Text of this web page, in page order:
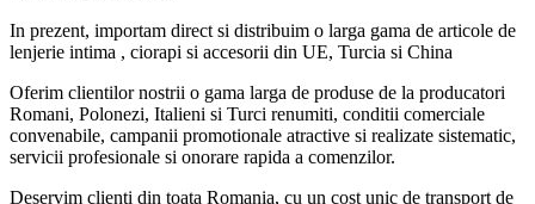
In prezent, importam direct si distribuim o larga gama de articole de
lenjerie intima , ciorapi si accesorii din UE, Turcia si China
Oferim clientilor nostrii o gama larga de produse de la producatori
Romani, Polonezi, Italieni si Turci renumiti, conditii comerciale
convenabile, campanii promotionale atractive si realizate sistematic,
servicii profesionale si onorare rapida a comenzilor.
Deservim clienti din toata Romania, cu un cost unic de transport de